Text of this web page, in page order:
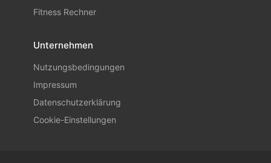
Fitness Rechner
Unternehmen
Nutzungsbedingungen
Impressum
Datenschutzerklärung
Cookie-Einstellungen